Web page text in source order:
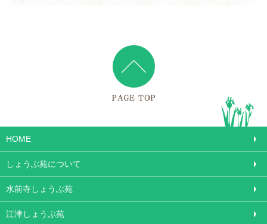
HOME
しょうぶ苑について
水前寺しょうぶ苑
江津しょうぶ苑